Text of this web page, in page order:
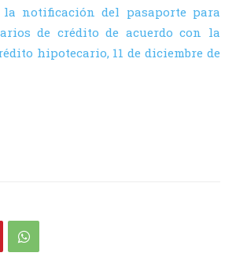
notificación del pasaporte para
de crédito de acuerdo con la
hipotecario, 11 de diciembre de